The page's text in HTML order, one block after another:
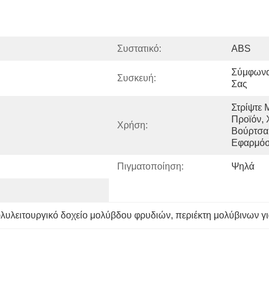
Συστατικό: ABS
Συσκευή:
Σύμφωνα
Σας
Χρήση:
Στρίψτε
Προϊόν,
Πιγματοποίηση: Ψηλά
δοχείο μολύβδου φρυδιών, περιέκτη μολύβινων